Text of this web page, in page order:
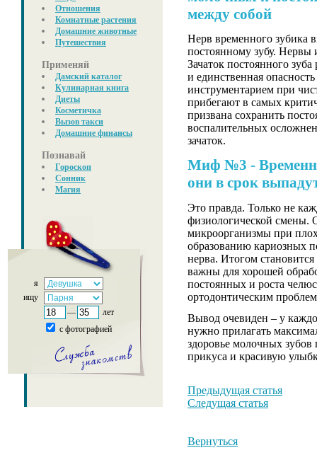
Отношения
Комнатные растения
Домашние животные
Путешествия
Применяй
Дамский каталог
Кулинарная книга
Диеты
Косметичка
Вызов такси
Домашние финансы
Познавай
Гороскоп
Сонник
Магия
я
ищу
—
лет
с фотографией
между собой
Нерв временного зубика
постоянному зубу. Нервы
Зачаток постоянного
и единственная
инструментарием при
прибегают в самых
призвана сохранить
воспалительных
зачаток.
Миф №3 -
они в срок
Это правда. Только не
физиологической смены.
микроорганизмы при
образованию кариозных
нерва. Итогом становится
важны для хорошей
постоянных и роста
ортодонтическим
Вывод очевиден – у
нужно прилагать
здоровье молочных
прикуса и красивую
Предыдущая статья
Следущая статья
Вернуться